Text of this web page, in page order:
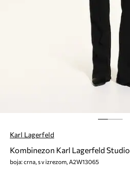
Karl Lagerfeld
Kombinezon Karl Lagerfeld Studio
boja: crna, s v izrezom, A2W13065